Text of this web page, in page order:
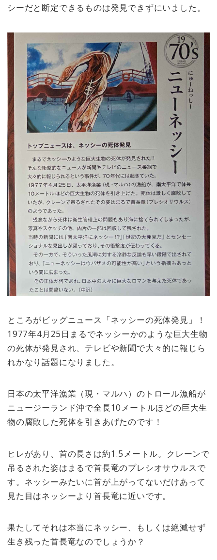
シーだと断定できるものは発見できずにいました。
ところがビッグニュース「ネッシーの死体発見」！
1977年4月25日まるでネッシーかのような巨大生物
の死体が発見され、テレビや新聞で大々的に報じら
れかなり話題になりました。
日本の太平洋漁業（現・マルハ）のトロール漁船が
ニュージーランド沖で全長10メートルほどの巨大生
物の腐敗した死体を引きあげたのです！
ヒレがあり、首の長さは約1.5メートル。クレーンで
吊るされた姿はまるで首長竜のプレシオサウルスで
す。ネッシーみたいに首が上がってないだけあって
見た目はネッシーより首長竜に近いです。
果たしてそれは本当にネッシー、もしくは絶滅せず
生き残った首長竜なのでしょうか？